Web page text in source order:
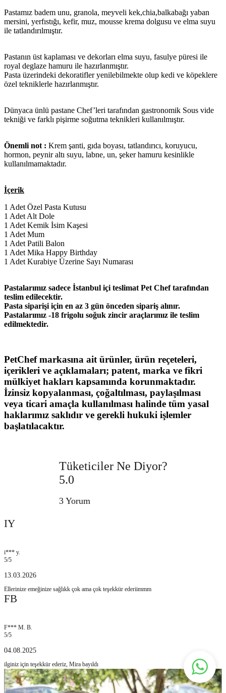
Pastamız badem unu, granola, meyveli kek,chia,balkabağı yaban
mersini, yerfıstığı, kefir, muz, mousse krema dolgusu ve elma suyu
ile tatlandırılmıştır.
Pastanın üst kaplaması ve dekorları elma suyu, fasulye püresi ile
royal deglaze hamuru ile hazırlanmıştır.
Pasta üzerindeki dekoratifler yenilebilmekte olup kedi ve köpeklere
özel tekniklerle hazırlanmıştır.
Dünyaca ünlü pastane Chef’leri tarafından gastronomik Sous vide
tekniği ve farklı pişirme soğutma teknikleri kullanılmıştır.
Önemli not : Krem şanti, gıda boyası, tatlandırıcı, koruyucu,
hormon, peynir altı suyu, labne, un, şeker hamuru kesinlikle
kullanılmamaktadır.
İçerik
1 Adet Özel Pasta Kutusu
1 Adet Alt Dole
1 Adet Kemik İsim Kaşesi
1 Adet Mum
1 Adet Patili Balon
1 Adet Mika Happy Birthday
1 Adet Kurabiye Üzerine Sayı Numarası
Pastalarımız sadece İstanbul içi teslimat Pet Chef tarafından
teslim edilecektir.
Pasta siparişi için en az 3 gün önceden sipariş alınır.
Pastalarımız -18 frigolu soğuk zincir araçlarımız ile teslim
edilmektedir.
PetChef markasına ait ürünler, ürün reçeteleri,
içerikleri ve açıklamaları; patent, marka ve fikri
mülkiyet hakları kapsamında korunmaktadır.
İzinsiz kopyalanması, çoğaltılması, paylaşılması
veya ticari amaçla kullanılması halinde tüm yasal
haklarımız saklıdır ve gerekli hukuki işlemler
başlatılacaktır.
Tüketiciler Ne Diyor?
5.0
3 Yorum
IY
i*** y.
5/5
13.03.2026
Ellerinize emeğinize sağlıkk çok ama çok teşekkür ederiimmm
FB
F*** M. B.
5/5
04.08.2025
ilginiz için teşekkür ederiz, Mira bayıldı